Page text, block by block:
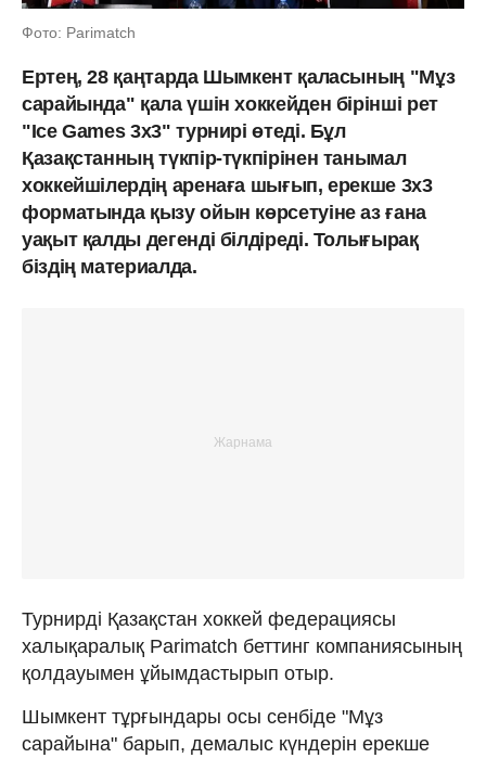
Фото: Parimatch
Ертең, 28 қаңтарда Шымкент қаласының "Мұз
сарайында" қала үшін хоккейден бірінші рет
"Ice Games 3х3" турнирі өтеді. Бұл
Қазақстанның түкпір-түкпірінен танымал
хоккейшілердің аренаға шығып, ерекше 3х3
форматында қызу ойын көрсетуіне аз ғана
уақыт қалды дегенді білдіреді. Толығырақ
біздің материалда.
Турнирді Қазақстан хоккей федерациясы
халықаралық Parimatch беттинг компаниясының
қолдауымен ұйымдастырып отыр.
Шымкент тұрғындары осы сенбіде "Мұз
сарайына" барып, демалыс күндерін ерекше